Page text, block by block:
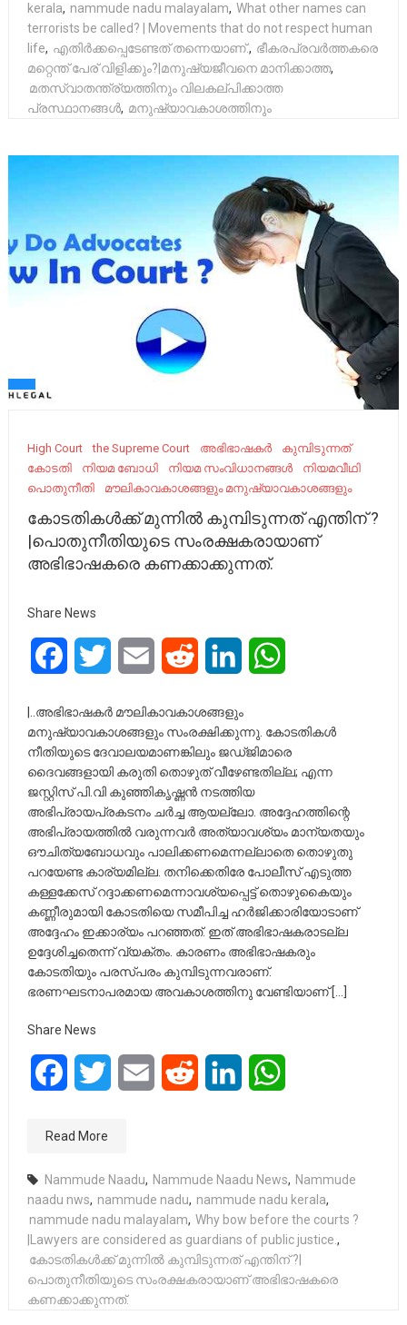
kerala, nammude nadu malayalam, What other names can
terrorists be called? | Movements that do not respect human
life, എതിർക്കപ്പെടേണ്ടത് തന്നെയാണ്., ഭീകരപ്രവർത്തകരെ
മറ്റെന്ത് പേര് വിളിക്കും?|മനുഷ്യജീവനെ മാനിക്കാത്ത,
മതസ്വാതന്ത്ര്യത്തിനും വിലകല്പിക്കാത്ത
പ്രസ്ഥാനങ്ങൾ, മനുഷ്യാവകാശത്തിനും
High Court the Supreme Court അഭിഭാഷകർ
കുമ്പിടുന്നത്
കോടതി
നിയമ ബോധി നിയമ സംവിധാനങ്ങൾ
നിയമവീഥി
പൊതുനീതി
മൗലികാവകാശങ്ങളും മനുഷ്യാവകാശങ്ങളും
കോടതികൾക്ക് മുന്നിൽ കുമ്പിടുന്നത് എന്തിന് ?
|പൊതുനീതിയുടെ സംരക്ഷകരായാണ്
അഭിഭാഷകരെ കണക്കാക്കുന്നത്.
Share News
FacebookTwitter Email Reddit LinkedIn
|..അഭിഭാഷകർ മൗലികാവകാശങ്ങളും
മനുഷ്യാവകാശങ്ങളും സംരക്ഷിക്കുന്നു. കോടതികള്‍
നീതിയുടെ ദേവാലയമാണങ്കിലും ജഡ്ജിമാരെ
ദൈവങ്ങളായി കരുതി തൊഴുത് വീഴേണ്ടതില്ല; എന്ന
ജസ്റ്റിസ് പി.വി കുഞ്ഞികൃഷ്ണന്‍ നടത്തിയ
അഭിപ്രായപ്രകടനം ചർച്ച ആയല്ലോ. അദ്ദേഹത്തിന്റെ
അഭിപ്രായത്തിൽ വരുന്നവര്‍ അത്യാവശ്യം മാന്യതയും
ഔചിത്യബോധവും പാലിക്കണമെന്നല്ലാതെ തൊഴുതു
പറയേണ്ട കാര്യമില്ല. തനിക്കെതിരേ പോലീസ് എടുത്ത
കള്ളക്കേസ് റദ്ദാക്കണമെന്നാവശ്യപ്പെട്ട് തൊഴുകൈയും
കണ്ണീരുമായി കോടതിയെ സമീപിച്ച ഹര്‍ജിക്കാരിയോടാണ്‌
അദ്ദേഹം ഇക്കാര്യം പറഞ്ഞത്. ഇത് അഭിഭാഷകരാടല്ല
ഉദ്ദേശിച്ചതെന്ന് വ്യക്തം. കാരണം അഭിഭാഷകരും
കോടതിയും പരസ്പരം കുമ്പിടുന്നവരാണ്.
ഭരണഘടനാപരമായ അവകാശത്തിനു വേണ്ടിയാണ് […]
Share News
FacebookTwitter Email Reddit LinkedIn
Read More
Nammude Naadu, Nammude Naadu News, Nammude
naadu nws, nammude nadu, nammude nadu kerala,
nammude nadu malayalam, Why bow before the courts ?
|Lawyers are considered as guardians of public justice.,
കോടതികൾക്ക് മുന്നിൽ കുമ്പിടുന്നത് എന്തിന് ?|
പൊതുനീതിയുടെ സംരക്ഷകരായാണ് അഭിഭാഷകരെ
കണക്കാക്കുന്നത്.